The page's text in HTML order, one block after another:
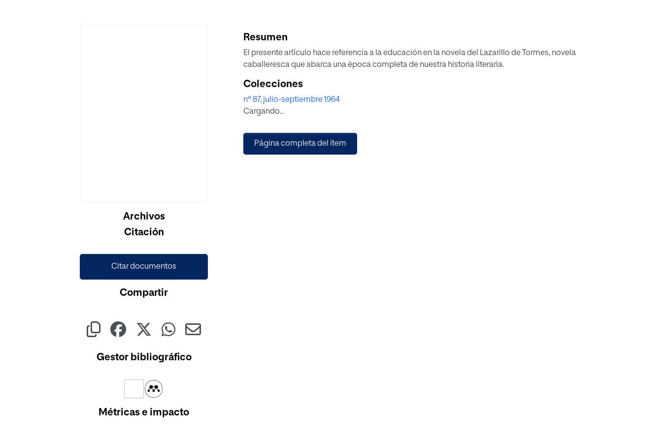
Archivos
Citación
Citar documentos
Compartir
Gestor bibliográfico
Métricas e impacto
Resumen
El presente artículo hace referencia a la educación en la novela del Lazarillo de Tormes, novela
caballeresca que abarca una época completa de nuestra historia literaria.
Colecciones
nº 87, julio-septiembre 1964
Cargando...
Página completa del ítem